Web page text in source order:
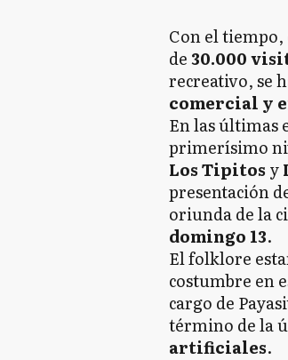
Con el tiempo,
de30.000
recreativo, se
comercial y
En las últimas
primerísimo
Los Tipitos y
presentación
oriunda de la
domingo 13.
El folklore
costumbre en
cargo de
término de la
artificiales.